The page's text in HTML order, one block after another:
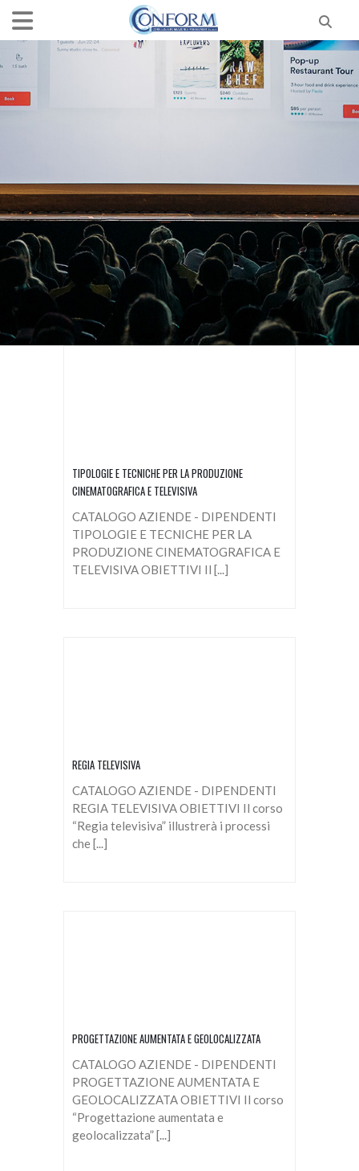
TIPOLOGIE E TECNICHE PER LA PRODUZIONE
CINEMATOGRAFICA E TELEVISIVA
CATALOGO AZIENDE - DIPENDENTI
TIPOLOGIE E TECNICHE PER LA
PRODUZIONE CINEMATOGRAFICA E
TELEVISIVA OBIETTIVI Il [...]
REGIA TELEVISIVA
CATALOGO AZIENDE - DIPENDENTI
REGIA TELEVISIVA OBIETTIVI Il corso
“Regia televisiva” illustrerà i processi
che [...]
PROGETTAZIONE AUMENTATA E GEOLOCALIZZATA
CATALOGO AZIENDE - DIPENDENTI
PROGETTAZIONE AUMENTATA E
GEOLOCALIZZATA OBIETTIVI Il corso
“Progettazione aumentata e
geolocalizzata” [...]